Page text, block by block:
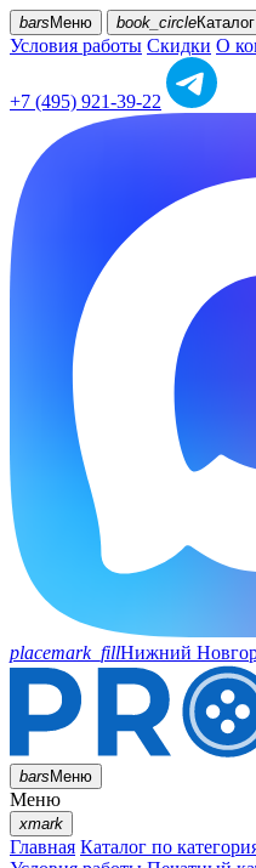
bars Меню book_circleКаталог
Условия работы Скидки О
+7 (495) 921-39-22
placemark_fillНижний
barsМеню
Меню
xmark
Главная Каталог по